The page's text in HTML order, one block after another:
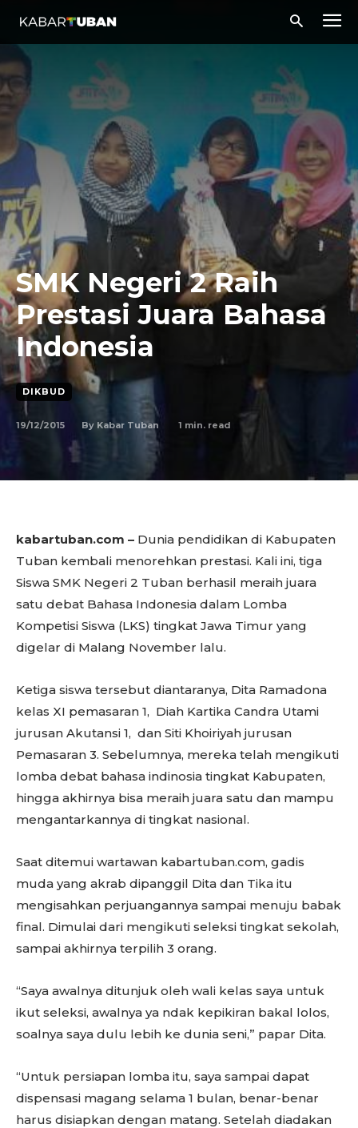
SMK Negeri 2 Raih
Prestasi Juara Bahasa
Indonesia
DIKBUD
19/12/2015 By Kabar Tuban 1 min. read
kabartuban.com – Dunia pendidikan di Kabupaten
Tuban kembali menorehkan prestasi. Kali ini, tiga
Siswa SMK Negeri 2 Tuban berhasil meraih juara
satu debat Bahasa Indonesia dalam Lomba
Kompetisi Siswa (LKS) tingkat Jawa Timur yang
digelar di Malang November lalu.
Ketiga siswa tersebut diantaranya, Dita Ramadona
kelas XI pemasaran 1, Diah Kartika Candra Utami
jurusan Akutansi 1, dan Siti Khoiriyah jurusan
Pemasaran 3. Sebelumnya, mereka telah mengikuti
lomba debat bahasa indinosia tingkat Kabupaten,
hingga akhirnya bisa meraih juara satu dan mampu
mengantarkannya di tingkat nasional.
Saat ditemui wartawan kabartuban.com, gadis
muda yang akrab dipanggil Dita dan Tika itu
mengisahkan perjuangannya sampai menuju babak
final. Dimulai dari mengikuti seleksi tingkat sekolah,
sampai akhirnya terpilih 3 orang.
“Saya awalnya ditunjuk oleh wali kelas saya untuk
ikut seleksi, awalnya ya ndak kepikiran bakal lolos,
soalnya saya dulu lebih ke dunia seni,” papar Dita.
“Untuk persiapan lomba itu, saya sampai dapat
dispensasi magang selama 1 bulan, benar-benar
harus disiapkan dengan matang. Setelah diadakan